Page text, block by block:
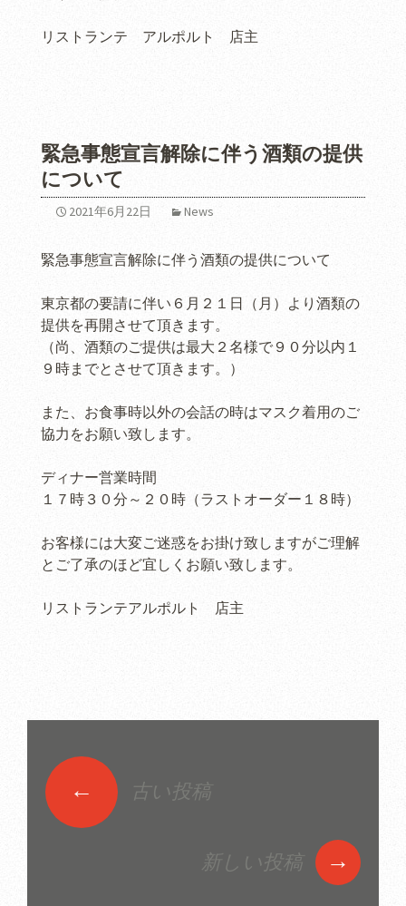
リストランテ アルポルト 店主
緊急事態宣言解除に伴う酒類の提供
について
2021年6月22日 News
緊急事態宣言解除に伴う酒類の提供について
東京都の要請に伴い６月２１日（月）より酒類の
提供を再開させて頂きます。
（尚、酒類のご提供は最大２名様で９０分以内１
９時までとさせて頂きます。）
また、お食事時以外の会話の時はマスク着用のご
協力をお願い致します。
ディナー営業時間
１７時３０分～２０時（ラストオーダー１８時）
お客様には大変ご迷惑をお掛け致しますがご理解
とご了承のほど宜しくお願い致します。
リストランテアルポルト 店主
投稿ナビゲーショ
← 古い投稿
新しい投稿 →